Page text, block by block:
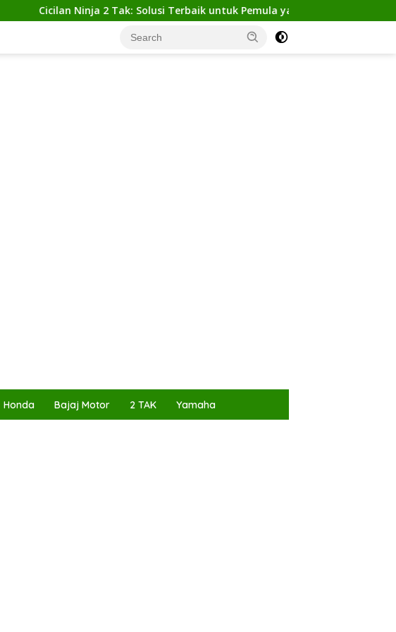
Ninja 2 Tak: Solusi Terbaik untuk Pemula yang Ingin Tampil Gagah
Honda Bajaj Motor 2 TAK Yamaha